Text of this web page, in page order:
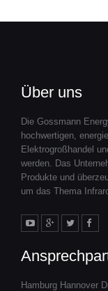
Über uns
Die Gossmann
hochwertigen,
Elektrogroßhandel
werden. Das
Produkte und
um das Thema
Hamburg Hannover